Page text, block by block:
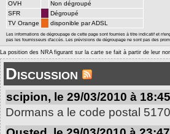
OVH
Non dégroupé
SFR
Dégroupé
TV Orange
disponible par ADSL
Les informations de dégroupage de cette page sont fournies à titre indicatif et
pas les fournisseurs d'accès. Les prévisions de dégroupage ne sont pas des
La position des NRA figurant sur la carte se fait à partir de leur
Discussion
scipion, le 29/03/2010 à
Dormans a le code postal